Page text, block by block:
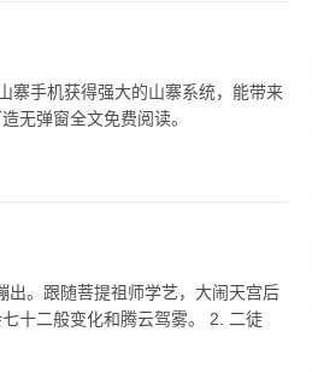
寨手机获得强大的山寨系统，能带来
无弹窗全文免费阅读。
出。跟随菩提祖师学艺，大闹天宫后
十二般变化和腾云驾雾。 2. 二徒